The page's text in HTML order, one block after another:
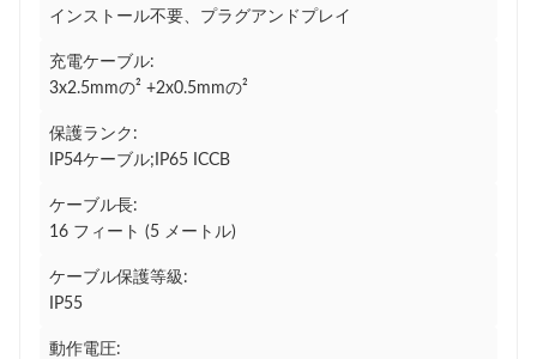
インストール不要、プラグアンドプレイ
充電ケーブル:
3x2.5mmの² +2x0.5mmの²
保護ランク:
IP54ケーブル;IP65 ICCB
ケーブル長:
16 フ​​ィート (5 メートル)
ケーブル保護等級:
IP55
動作電圧: